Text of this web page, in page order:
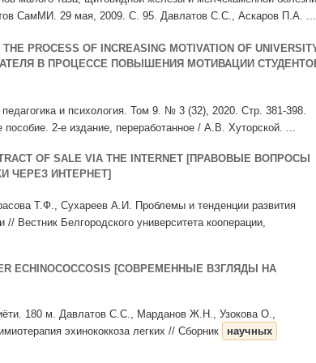
СамМИ. 29 мая, 2009. С. 95. Давлатов С.С., Аскаров П.А. ...
PROCESS OF INCREASING MOTIVATION OF
В ПРОЦЕССЕ ПОВЫШЕНИЯ МОТИВАЦИИ
и психология. Том 9. № 3 (32), 2020. Стр. 381-398.
2-е издание, переработанное / А.В. Хуторской. ...
OF SALE VIA THE INTERNET [ПРАВОВЫЕ ВОПРОСЫ
ЧЕРЕЗ ИНТЕРНЕТ]
Т.Ф., Сухареев А.И. Проблемы и тенденции развития
Вестник Белгородского университета кооперации,
ECHINOCOCCOSIS [СОВРЕМЕННЫЕ ВЗГЛЯДЫ НА
180 м. Давлатов С.С., Марданов Ж.Н., Узокова О.,
эхинококкоза легких // Сборник
научных